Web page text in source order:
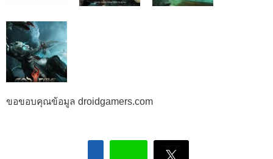
ขอขอบคุณข้อมูล droidgamers.com